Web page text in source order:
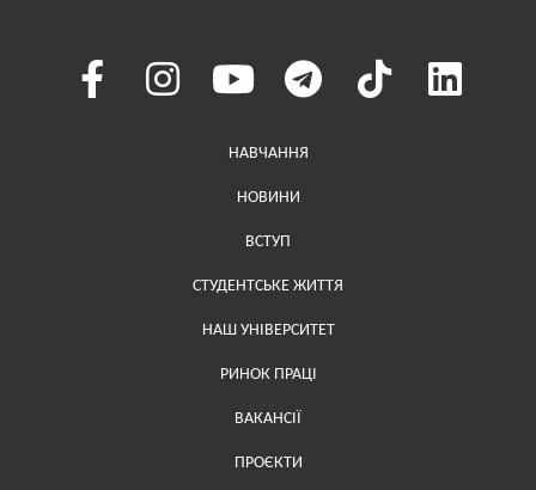
Меню у хедері
НАВЧАННЯ
НОВИНИ
ВСТУП
СТУДЕНТСЬКЕ ЖИТТЯ
НАШ УНІВЕРСИТЕТ
РИНОК ПРАЦІ
ВАКАНСІЇ
ПРОЄКТИ